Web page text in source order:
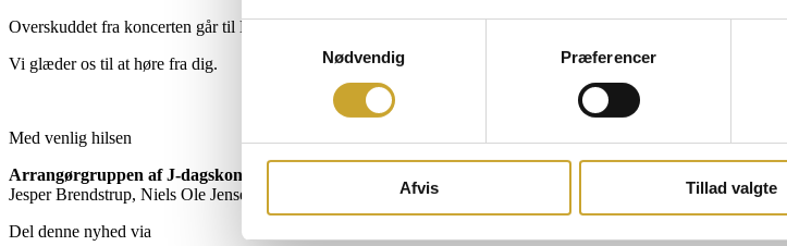
Samtykkevalg
Nødvendig
Præferencer
Afvis Tillad valgte
Overskuddet fra koncerten går til Hillerød Håndboldklub og Nordsjælland Håndbold.
Vi glæder os til at høre fra dig.
Med venlig hilsen
Arrangørgruppen af J-dagskoncerten
Jesper Brendstrup, Niels Ole Jensen, Peter Toyberg & Kenny Brendstrup
Del denne nyhed via